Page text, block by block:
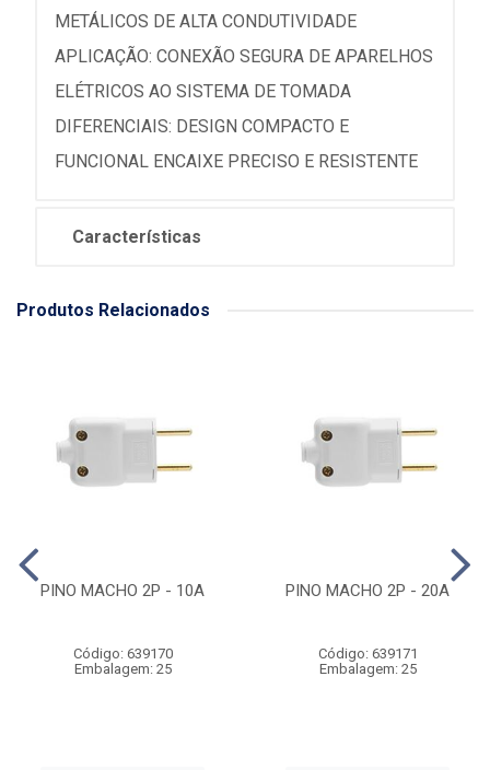
METÁLICOS DE ALTA CONDUTIVIDADE
APLICAÇÃO: CONEXÃO SEGURA DE APARELHOS
ELÉTRICOS AO SISTEMA DE TOMADA
DIFERENCIAIS: DESIGN COMPACTO E
FUNCIONAL ENCAIXE PRECISO E RESISTENTE
Características
Produtos Relacionados
PINO MACHO 2P - 10A
Código: 639170
Embalagem: 25
PINO MACHO 2P - 20A
Código: 639171
Embalagem: 25